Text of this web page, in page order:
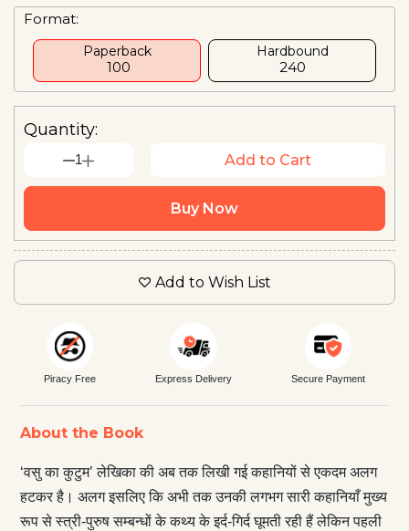
Format:
Paperback
₹ 100
Hardbound
₹240
Quantity:
1 Add to Cart
Buy Now
Add to Wish List
Piracy Free Express Delivery Secure Payment
About the Book
‘वसु का कुटुम’ लेखिका की अब तक लिखी गई कहानियों से एकदम अलग
हटकर है। अलग इसलिए कि अभी तक उनकी लगभग सारी कहानियाँ मुख्य
रूप से स्त्री-पुरुष सम्बन्धों के कथ्य के इर्द-गिर्द घूमती रही हैं लेकिन पहली